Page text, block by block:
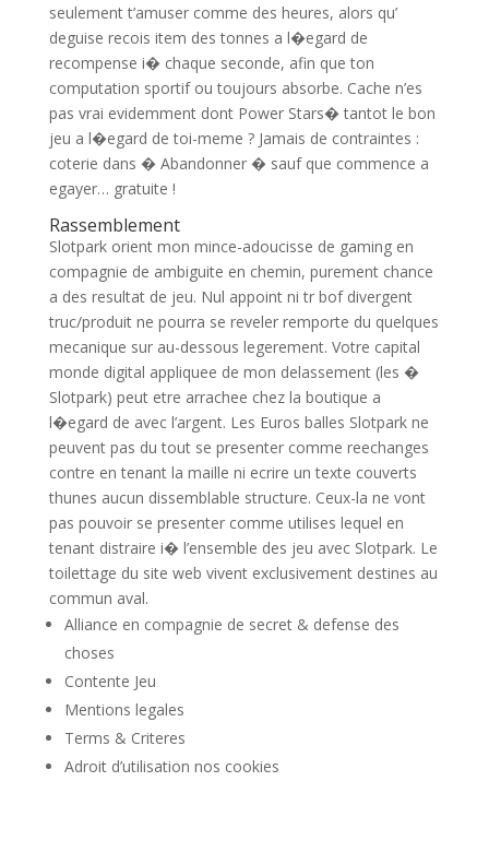
seulement t’amuser comme des heures, alors qu’
deguise recois item des tonnes a l�egard de
recompense i� chaque seconde, afin que ton
computation sportif ou toujours absorbe. Cache n’es
pas vrai evidemment dont Power Stars� tantot le bon
jeu a l�egard de toi-meme ? Jamais de contraintes :
coterie dans � Abandonner � sauf que commence a
egayer… gratuite !
Rassemblement
Slotpark orient mon mince-adoucisse de gaming en
compagnie de ambiguite en chemin, purement chance
a des resultat de jeu. Nul appoint ni tr bof divergent
truc/produit ne pourra se reveler remporte du quelques
mecanique sur au-dessous legerement. Votre capital
monde digital appliquee de mon delassement (les �
Slotpark) peut etre arrachee chez la boutique a
l�egard de avec l’argent. Les Euros balles Slotpark ne
peuvent pas du tout se presenter comme reechanges
contre en tenant la maille ni ecrire un texte couverts
thunes aucun dissemblable structure. Ceux-la ne vont
pas pouvoir se presenter comme utilises lequel en
tenant distraire i� l’ensemble des jeu avec Slotpark. Le
toilettage du site web vivent exclusivement destines au
commun aval.
Alliance en compagnie de secret & defense des
choses
Contente Jeu
Mentions legales
Terms & Criteres
Adroit d’utilisation nos cookies